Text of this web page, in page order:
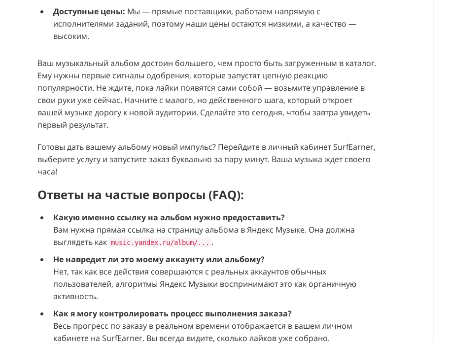
Доступные цены: Мы — прямые поставщики, работаем напрямую с
исполнителями заданий, поэтому наши цены остаются низкими, а качество —
высоким.
Ваш музыкальный альбом достоин большего, чем просто быть загруженным в каталог.
Ему нужны первые сигналы одобрения, которые запустят цепную реакцию
популярности. Не ждите, пока лайки появятся сами собой — возьмите управление в
свои руки уже сейчас. Начните с малого, но действенного шага, который откроет
вашей музыке дорогу к новой аудитории. Сделайте это сегодня, чтобы завтра увидеть
первый результат.
Готовы дать вашему альбому новый импульс? Перейдите в личный кабинет SurfEarner,
выберите услугу и запустите заказ буквально за пару минут. Ваша музыка ждет своего
часа!
Ответы на частые вопросы (FAQ):
Какую именно ссылку на альбом нужно предоставить?
Вам нужна прямая ссылка на страницу альбома в Яндекс Музыке. Она должна
выглядеть как music.yandex.ru/album/... .
Не навредит ли это моему аккаунту или альбому?
Нет, так как все действия совершаются с реальных аккаунтов обычных
пользователей, алгоритмы Яндекс Музыки воспринимают это как органичную
активность.
Как я могу контролировать процесс выполнения заказа?
Весь прогресс по заказу в реальном времени отображается в вашем личном
кабинете на SurfEarner. Вы всегда видите, сколько лайков уже собрано.